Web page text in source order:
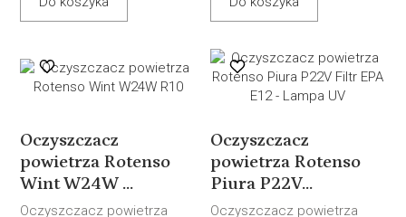
Oczyszczacz
powietrza Rotenso
Wint W24W ...
Oczyszczacz powietrza
Oczyszczacz
powietrza Rotenso
Piura P22V...
Oczyszczacz powietrza